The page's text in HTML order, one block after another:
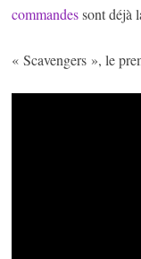
commandessont déjà
« Scavengers », le